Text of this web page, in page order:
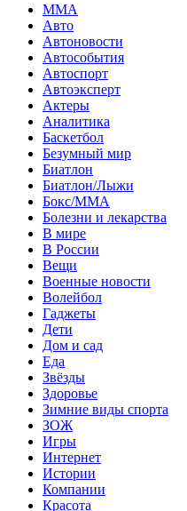
MMA
Авто
Автоновости
Автособытия
Автоспорт
Автоэксперт
Актеры
Аналитика
Баскетбол
Безумный мир
Биатлон
Биатлон/Лыжи
Бокс/MMA
Болезни и лекарства
В мире
В России
Вещи
Военные новости
Волейбол
Гаджеты
Дети
Дом и сад
Еда
Звёзды
Здоровье
Зимние виды спорта
ЗОЖ
Игры
Интернет
Истории
Компании
Красота